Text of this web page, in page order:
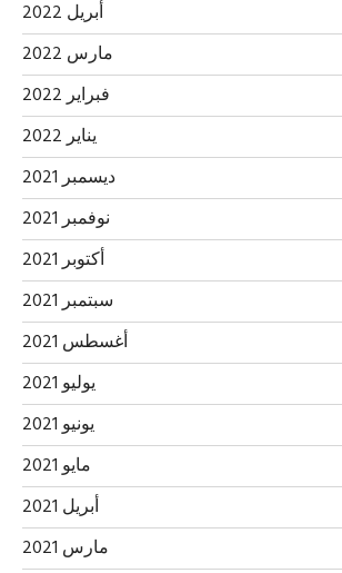
أبريل 2022
مارس 2022
فبراير 2022
يناير 2022
ديسمبر 2021
نوفمبر 2021
أكتوبر 2021
سبتمبر 2021
أغسطس 2021
يوليو 2021
يونيو 2021
مايو 2021
أبريل 2021
مارس 2021